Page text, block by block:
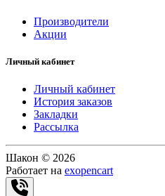
Производители
Акции
Личный кабинет
Личный кабинет
История заказов
Закладки
Рассылка
Шакон © 2026
Работает на exopencart